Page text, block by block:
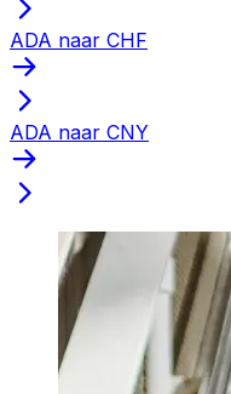
ADA naar CHF
ADA naar CNY